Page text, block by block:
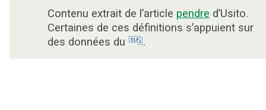
Contenu extrait de l’article pendre d’Usito.
Certaines de ces définitions s’appuient sur
des données du
.